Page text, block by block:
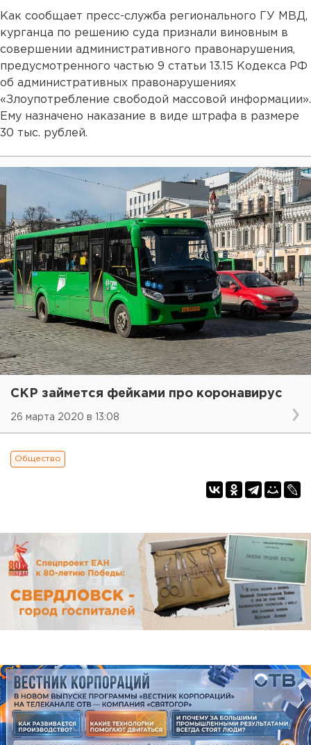
Как сообщает пресс-служба регионального ГУ МВД,
курганца по решению суда признали виновным в
совершении административного правонарушения,
предусмотренного частью 9 статьи 13.15 Кодекса РФ
об административных правонарушениях
«Злоупотребление свободой массовой информации».
Ему назначено наказание в виде штрафа в размере
30 тыс. рублей.
СКР займется фейками про коронавирус
26 марта 2020 в 13:08
Общество